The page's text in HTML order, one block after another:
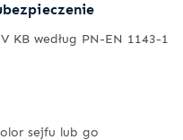
KB według PN-EN 1143-1
sejfu lub go